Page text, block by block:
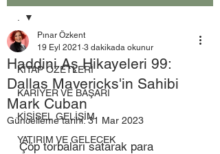
.
KİTAP ÖZETLERİ
KARİYER VE BAŞARI
KİŞİSEL GELİŞİM
YATIRIM VE GELECEK
Haddini Aş Hikayeleri 99:
Dallas Mavericks'in Sahibi
Mark Cuban
Pınar Özkent
19 Eyl 2021 3 dakikada okunur
Güncelleme tarihi:31 Mar 2023
Çöp torbaları satarak para